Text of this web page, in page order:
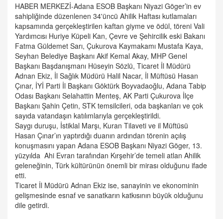
HABER MERKEZİ-Adana ESOB Başkanı Niyazi Göger’in ev
sahipliğinde düzenlenen 34'üncü Ahilik Haftası kutlamaları
kapsamında gerçekleştirilen kaftan giyme ve ödül, töreni Vali
Yardımcısı Huriye Küpeli Kan, Çevre ve Şehircilik eski Bakanı
Fatma Güldemet Sarı, Çukurova Kaymakamı Mustafa Kaya,
Seyhan Belediye Başkanı Akif Kemal Akay, MHP Genel
Başkanı Başdanışmanı Hüseyin Sözlü, Ticaret İl Müdürü
Adnan Ekiz, İl Sağlık Müdürü Halil Nacar, İl Müftüsü Hasan
Çınar, İYİ Parti İl Başkanı Göktürk Boyvadaoğlu, Adana Tabip
Odası Başkanı Selahattin Menteş, AK Parti Çukurova İlçe
Başkanı Şahin Çetin, STK temsilcileri, oda başkanları ve çok
sayıda vatandaşın katılımlarıyla gerçekleştirildi.
Saygı duruşu, İstiklal Marşı, Kuran Tilaveti ve il Müftüsü
Hasan Çınar’ın yaptırdığı duanın ardından törenin açılış
konuşmasını yapan Adana ESOB Başkanı Niyazi Göger, 13.
yüzyılda Ahi Evran tarafından Kırşehir’de temeli atlan Ahilik
geleneğinin, Türk kültürünün önemli bir mirası olduğunu ifade
etti.
Ticaret İl Müdürü Adnan Ekiz ise, sanayinin ve ekonominin
gelişmesinde esnaf ve sanatkarın katkısının büyük olduğunu
dile getirdi.